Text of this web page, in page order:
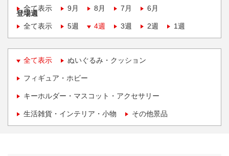
全て表示
9月 8月 7月 6月
登場週
全て表示
5週 4週 3週 2週 1週
全て表示 ぬいぐるみ・クッション
フィギュア・ホビー
キーホルダー・マスコット・アクセサリー
生活雑貨・インテリア・小物 その他景品